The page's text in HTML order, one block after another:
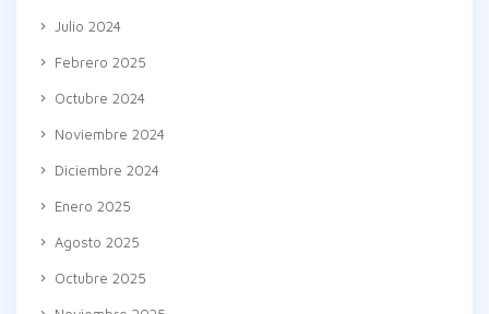
Julio 2024
Febrero 2025
Octubre 2024
Noviembre 2024
Diciembre 2024
Enero 2025
Agosto 2025
Octubre 2025